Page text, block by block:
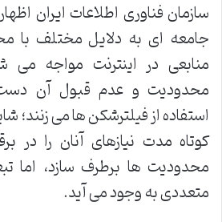
سازمان فناوری اطلاعات ایران
جامعه ای به دلایل مختلف با
منابعی در اینترنت مواجه می
محدودیت و عدم قبول آن دست
استفاده از فیلترشکن ها می زنند؛
کوتاه مدت نیازهای آنان را در
محدودیت ها برطرف سازد، اما
متعددی به وجود می آید.